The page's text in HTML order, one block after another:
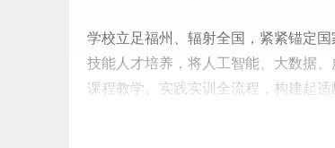
学校立足福州、辐射全国，紧紧锚定
技能人才培养，将人工智能、大数据
课程教学、实践实训全流程，构建起
高